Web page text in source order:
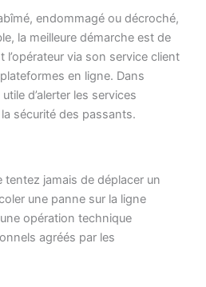
endommagé ou décroché,
la meilleure démarche est de
via son service client
en ligne. Dans
d’alerter les services
sécurité des passants.
tentez jamais de déplacer un
une panne sur la ligne
opération technique
agréés par les